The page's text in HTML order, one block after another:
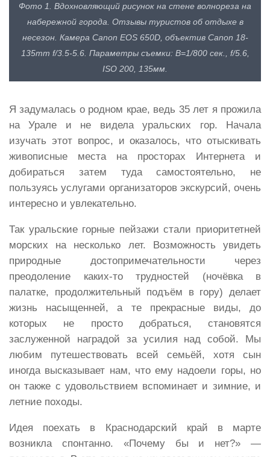
Фото 1. Вдохновляющий рисунок на стене волнореза на
набережной города. Отзывы туристов об отдыхе в
несезон. Камера Canon EOS 650D, объектив Canon 18-
135mm f/3.5-5.6. Параметры съемки: В=1/800 сек., f/5.6,
ISO 200, 135мм.
Я задумалась о родном крае, ведь 35 лет я прожила
на Урале и не видела уральских гор. Начала
изучать этот вопрос, и оказалось, что отыскивать
живописные места на просторах Интернета и
добираться затем туда самостоятельно, не
пользуясь услугами организаторов экскурсий, очень
интересно и увлекательно.
Так уральские горные пейзажи стали приоритетней
морских на несколько лет. Возможность увидеть
природные достопримечательности через
преодоление каких-то трудностей (ночёвка в
палатке, продолжительный подъём в гору) делает
жизнь насыщенней, а те прекрасные виды, до
которых не просто добраться, становятся
заслуженной наградой за усилия над собой. Мы
любим путешествовать всей семьёй, хотя сын
иногда высказывает нам, что ему надоели горы, но
он также с удовольствием вспоминает и зимние, и
летние походы.
Идея поехать в Краснодарский край в марте
возникла спонтанно. «Почему бы и нет?» —